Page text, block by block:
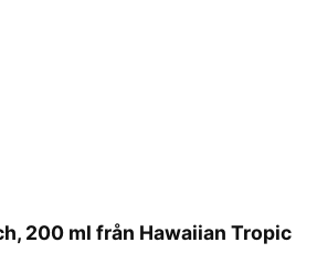
200 ml från Hawaiian Tropic